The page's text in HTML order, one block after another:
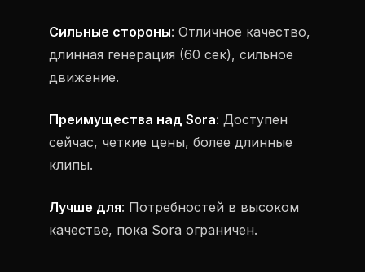
Сильные стороны: Отличное качество,
длинная генерация (60 сек), сильное
движение.
Преимущества над Sora: Доступен
сейчас, четкие цены, более длинные
клипы.
Лучше для: Потребностей в высоком
качестве, пока Sora ограничен.